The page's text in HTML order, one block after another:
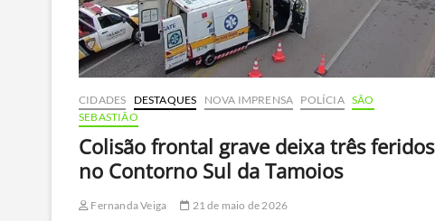
CIDADES DESTAQUES NOVA IMPRENSA POLÍCIA SÃO
SEBASTIÃO
Colisão frontal grave deixa três feridos
no Contorno Sul da Tamoios
Fernanda Veiga
21 de maio de 2026